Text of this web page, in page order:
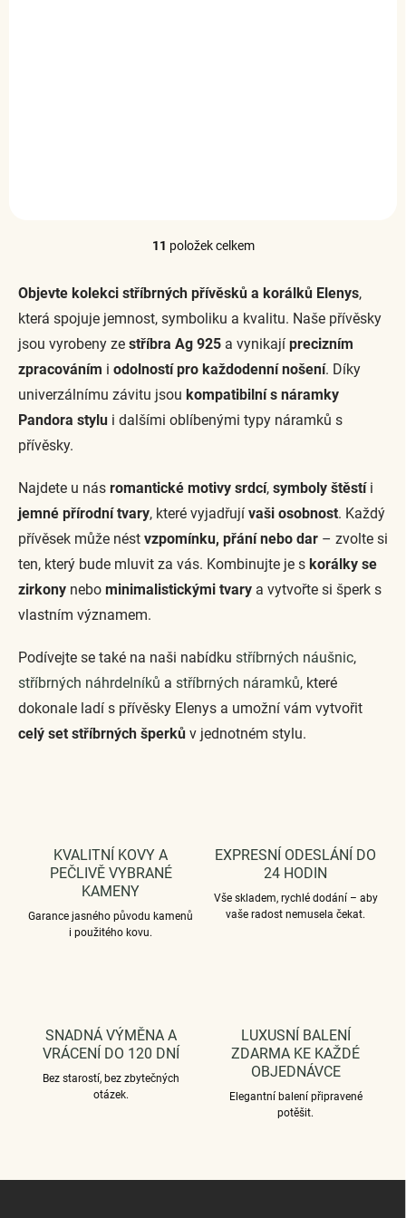
O
l
d
a
í
p
v
ý
p
i
s
u
11 položek celkem
Objevte kolekci stříbrných přívěsků a korálků Elenys,
která spojuje jemnost, symboliku a kvalitu. Naše přívěsky
jsou vyrobeny ze stříbra Ag 925 a vynikají precizním
zpracováním i odolností pro každodenní nošení. Díky
univerzálnímu závitu jsou kompatibilní s náramky
Pandora stylu i dalšími oblíbenými typy náramků s
přívěsky.
Najdete u nás romantické motivy srdcí, symboly štěstíi
jemné přírodní tvary, které vyjadřují vaši osobnost. Každý
přívěsek může nést vzpomínku, přání nebo dar – zvolte si
ten, který bude mluvit za vás. Kombinujte je s korálky se
zirkony nebo minimalistickými tvary a vytvořte si šperk s
vlastním významem.
Podívejte se také na naši nabídku stříbrných náušnic,
stříbrných náhrdelníků a stříbrných náramků, které
dokonale ladí s přívěsky Elenys a umožní vám vytvořit
celý set stříbrných šperků v jednotném stylu.
KVALITNÍ KOVY A
PEČLIVĚ VYBRANÉ
KAMENY
Garance jasného původu kamenů
i použitého kovu.
EXPRESNÍ ODESLÁNÍ DO
24 HODIN
Vše skladem, rychlé dodání – aby
vaše radost nemusela čekat.
SNADNÁ VÝMĚNA A
VRÁCENÍ DO 120 DNÍ
Bez starostí, bez zbytečných
otázek.
LUXUSNÍ BALENÍ
ZDARMA KE KAŽDÉ
OBJEDNÁVCE
Elegantní balení připravené
potěšit.